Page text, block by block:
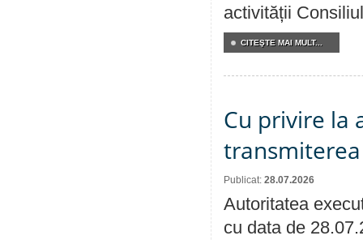
activității
CITEŞTE MAI MULT...
Cu privire la
Publicat: 28.07.2026
Autoritatea
cu data de